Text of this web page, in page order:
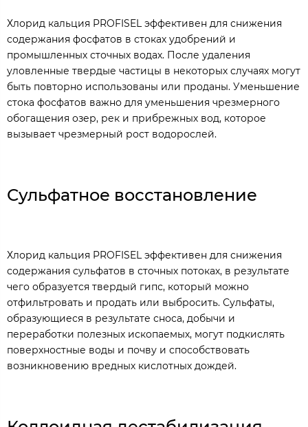
Хлорид кальция PROFISEL эффективен для снижения
содержания фосфатов в стоках удобрений и
промышленных сточных водах. После удаления
уловленные твердые частицы в некоторых случаях могут
быть повторно использованы или проданы. Уменьшение
стока фосфатов важно для уменьшения чрезмерного
обогащения озер, рек и прибрежных вод, которое
вызывает чрезмерный рост водорослей.
Сульфатное восстановление
Хлорид кальция PROFISEL эффективен для снижения
содержания сульфатов в сточных потоках, в результате
чего образуется твердый гипс, который можно
отфильтровать и продать или выбросить. Сульфаты,
образующиеся в результате сноса, добычи и
переработки полезных ископаемых, могут подкислять
поверхностные воды и почву и способствовать
возникновению вредных кислотных дождей.